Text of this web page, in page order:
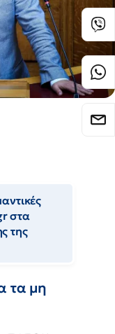
στα
της
τα μη